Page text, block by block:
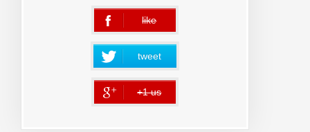
like
error
tweet
+1 us
error